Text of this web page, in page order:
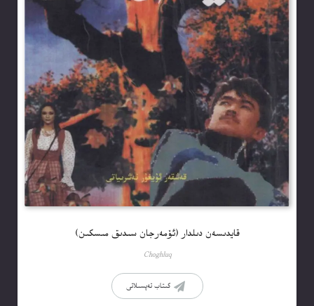
قايدىسەن دىلدار (ئۆمەرجان سىدىق مىسكىن)
Choghluq
كىتاب تەپسىلاتى